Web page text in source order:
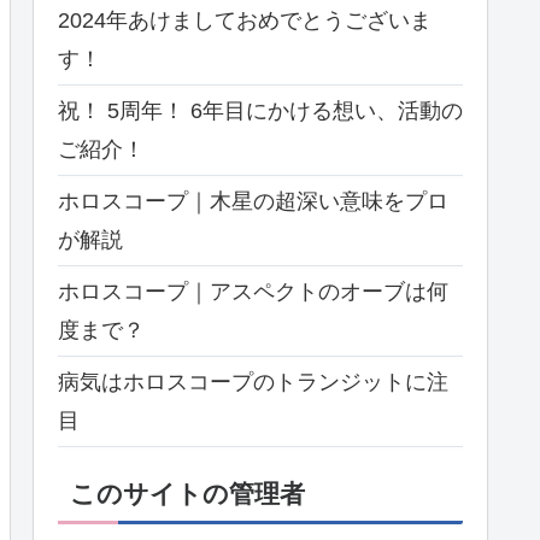
2024年あけましておめでとうございま
す！
祝！ 5周年！ 6年目にかける想い、活動の
ご紹介！
ホロスコープ｜木星の超深い意味をプロ
が解説
ホロスコープ｜アスペクトのオーブは何
度まで？
病気はホロスコープのトランジットに注
目
このサイトの管理者